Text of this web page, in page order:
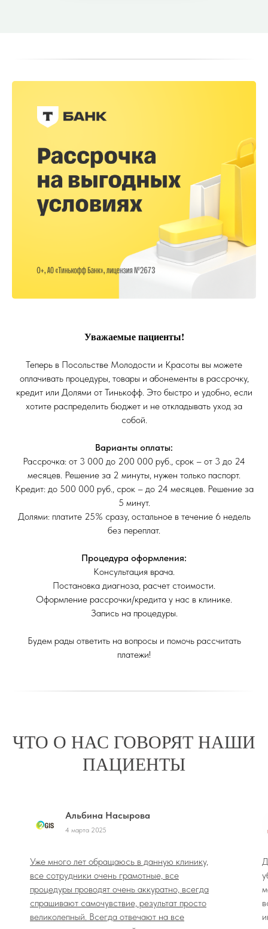
Уважаемые пациенты!
Теперь в Посольстве Молодости и Красоты вы можете
оплачивать процедуры, товары и абонементы в рассрочку,
кредит или Долями от Тинькофф. Это быстро и удобно, если
хотите распределить бюджет и не откладывать уход за
собой.
Варианты оплаты:
Рассрочка: от 3 000 до 200 000 руб., срок – от 3 до 24
месяцев. Решение за 2 минуты, нужен только паспорт.
Кредит: до 500 000 руб., срок – до 24 месяцев. Решение за
5 минут.
Долями: платите 25% сразу, остальное в течение 6 недель
без переплат.
Процедура оформления:
Консультация врача.
Постановка диагноза, расчет стоимости.
Оформление рассрочки/кредита у нас в клинике.
Запись на процедуры.
Будем рады ответить на вопросы и помочь рассчитать
платежи!
ЧТО О НАС ГОВОРЯТ НАШИ
ПАЦИЕНТЫ
Альбина Насырова
4 марта 2025
Уже много лет обращаюсь в данную клинику,
все сотрудники очень грамотные, все
процедуры проводят очень аккуратно, всегда
спрашивают самочувствие, результат просто
великолепный. Всегда отвечают на все